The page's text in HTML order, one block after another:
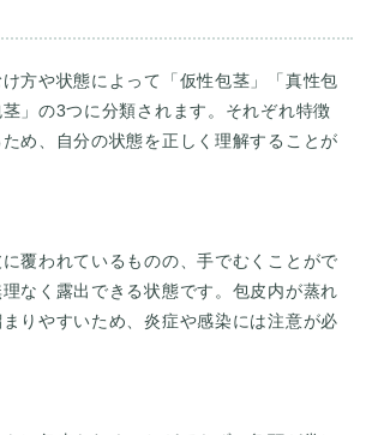
方や状態によって「仮性包茎」「真性包
」の3つに分類されます。それぞれ特徴
め、自分の状態を正しく理解することが
覆われているものの、手でむくことがで
なく露出できる状態です。包皮内が蒸れ
りやすいため、炎症や感染には注意が必